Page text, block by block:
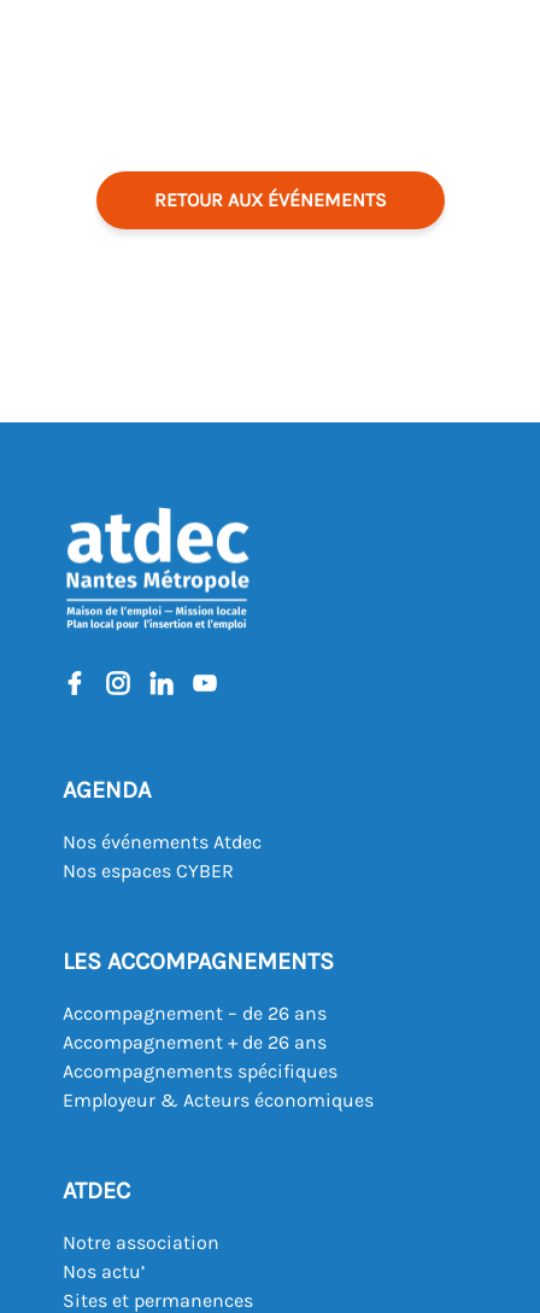
RETOUR AUX ÉVÉNEMENTS
AGENDA
Nos événements Atdec
Nos espaces CYBER
LES ACCOMPAGNEMENTS
Accompagnement – de 26 ans
Accompagnement + de 26 ans
Accompagnements spécifiques
Employeur & Acteurs économiques
ATDEC
Notre association
Nos actu’
Sites et permanences